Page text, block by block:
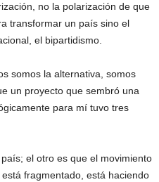
no la polarización de que
transformar un país sino el
el bipartidismo.
somos la alternativa, somos
un proyecto que sembró una
para mí tuvo tres
el otro es que el movimiento
fragmentado, está haciendo